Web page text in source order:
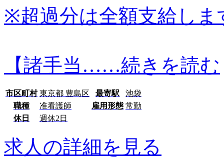
※超過分は全額支給しま
【諸手当……続きを読む
市区町村 東京都 豊島区 最寄駅
池袋
職種
准看護師 雇用形態 常勤
休日
週休2日
求人の詳細を見る